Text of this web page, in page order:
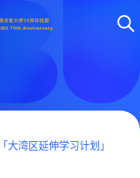
湾区延伸学习计划」